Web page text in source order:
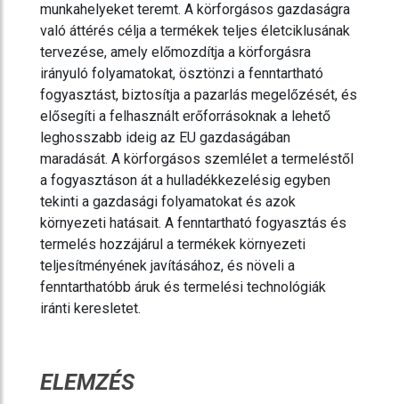
munkahelyeket teremt. A körforgásos gazdaságra
való áttérés célja a termékek teljes életciklusának
tervezése, amely előmozdítja a körforgásra
irányuló folyamatokat, ösztönzi a fenntartható
fogyasztást, biztosítja a pazarlás megelőzését, és
elősegíti a felhasznált erőforrásoknak a lehető
leghosszabb ideig az EU gazdaságában
maradását. A körforgásos szemlélet a termeléstől
a fogyasztáson át a hulladékkezelésig egyben
tekinti a gazdasági folyamatokat és azok
környezeti hatásait. A fenntartható fogyasztás és
termelés hozzájárul a termékek környezeti
teljesítményének javításához, és növeli a
fenntarthatóbb áruk és termelési technológiák
iránti keresletet.
ELEMZÉS